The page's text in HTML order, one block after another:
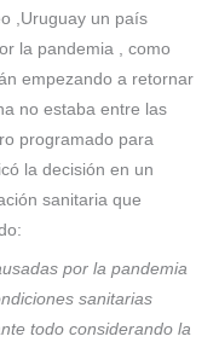
,Uruguay un país
la pandemia , como
empezando a retornar
no estaba entre las
programado para
la decisión en un
sanitaria que
por la pandemia
sanitarias
todo considerando la